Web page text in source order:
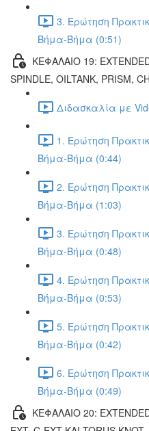
3. Ερώτηση
Βήμα-Βήμα (0:51)
ΚΕΦΑΛΑΙΟ 19:
SPINDLE, OILTANK, PRISM,
Διδασκαλία με
1. Ερώτηση
Βήμα-Βήμα (0:44)
2. Ερώτηση
Βήμα-Βήμα (1:03)
3. Ερώτηση
Βήμα-Βήμα (0:48)
4. Ερώτηση
Βήμα-Βήμα (0:53)
5. Ερώτηση
Βήμα-Βήμα (0:42)
6. Ερώτηση
Βήμα-Βήμα (0:49)
ΚΕΦΑΛΑΙΟ 20: